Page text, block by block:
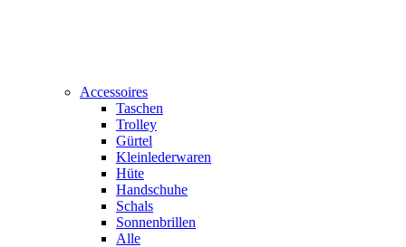
Accessoires
Taschen
Trolley
Gürtel
Kleinlederwaren
Hüte
Handschuhe
Schals
Sonnenbrillen
Alle